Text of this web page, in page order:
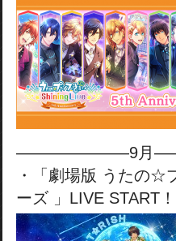
———————9月
・「劇場版 うたの☆
ーズ 」LIVE START！